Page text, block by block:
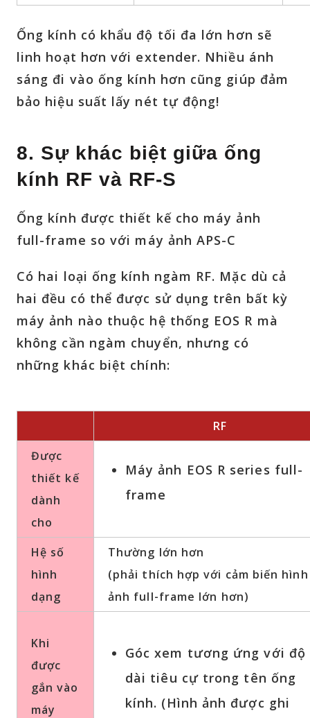
Ống kính có khẩu độ tối đa lớn hơn sẽ
linh hoạt hơn với extender. Nhiều ánh
sáng đi vào ống kính hơn cũng giúp đảm
bảo hiệu suất lấy nét tự động!
8. Sự khác biệt giữa ống
kính RF và RF-S
Ống kính được thiết kế cho máy ảnh
full-frame so với máy ảnh APS-C
Có hai loại ống kính ngàm RF. Mặc dù cả
hai đều có thể được sử dụng trên bất kỳ
máy ảnh nào thuộc hệ thống EOS R mà
không cần ngàm chuyển, nhưng có
những khác biệt chính:
RF
Được
thiết kế
dành
cho
Máy ảnh EOS R series full-
frame
Hệ số
hình
dạng
Thường lớn hơn
(phải thích hợp với cảm biến hình
ảnh full-frame lớn hơn)
Khi
được
gắn vào
máy
Góc xem tương ứng với độ
dài tiêu cự trong tên ống
kính. (Hình ảnh được ghi